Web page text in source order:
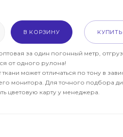
В КОРЗИНУ
за один погонный метр,
от одного рулона!
может отличаться по тону в
монитора. Для точного подбора
цветовую карту у менеджера.